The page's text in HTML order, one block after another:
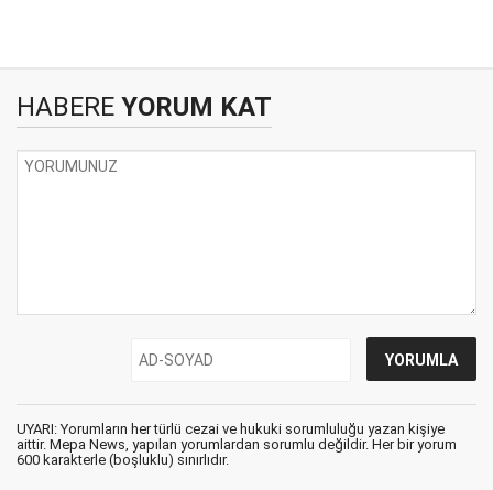
HABERE YORUM KAT
UYARI: Yorumların her türlü cezai ve hukuki sorumluluğu yazan kişiye
aittir. Mepa News, yapılan yorumlardan sorumlu değildir. Her bir yorum
600 karakterle (boşluklu) sınırlıdır.